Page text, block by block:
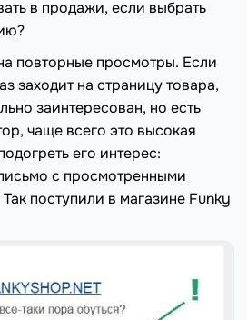
в продажи, если выбрать
повторные просмотры. Если
заходит на страницу товара,
заинтересован, но есть
чаще всего это высокая
его интерес:
с просмотренными
поступили в магазине Funky